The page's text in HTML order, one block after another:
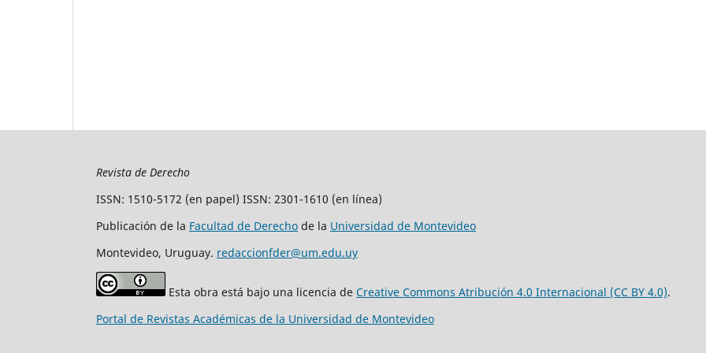
Revista de Derecho
ISSN: 1510-5172 (en papel) ISSN: 2301-1610 (en línea)
Publicación de la Facultad de Derecho de la Universidad de Montevideo
Montevideo, Uruguay. redaccionfder@um.edu.uy
Esta obra está bajo una licencia de Creative Commons Atribución 4.0 Internacional (CC BY 4.0).
Portal de Revistas Académicas de la Universidad de Montevideo